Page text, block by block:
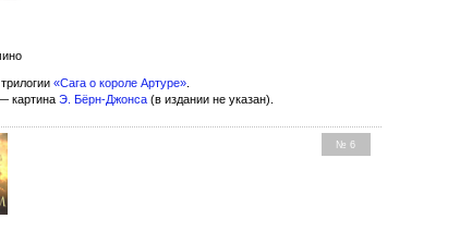
«Сага о короле Артуре»
картинаЭ. Бёрн-Джонса (в издании не указан).
№ 6